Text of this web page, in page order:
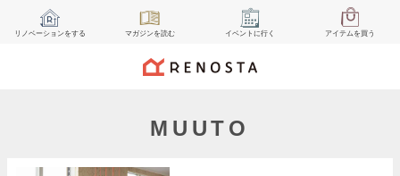
リノベーションをする マガジンを読む イベント に行く アイテムを買う
MUUTO